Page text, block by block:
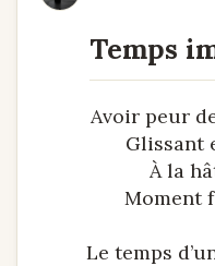
Temps
Avoir peur
Glissant
À la
Moment
Le temps